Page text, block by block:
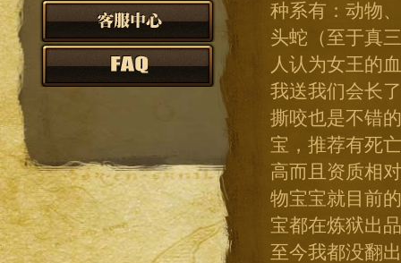
种系有：动物
头蛇（至于真
人认为女王的
我送我们会长
撕咬也是不错
宝，推荐有死
高而且资质相
物宝宝就目前
宝都在炼狱出
至今我都没翻